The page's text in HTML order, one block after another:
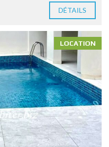
DÉTAILS
LOCATION